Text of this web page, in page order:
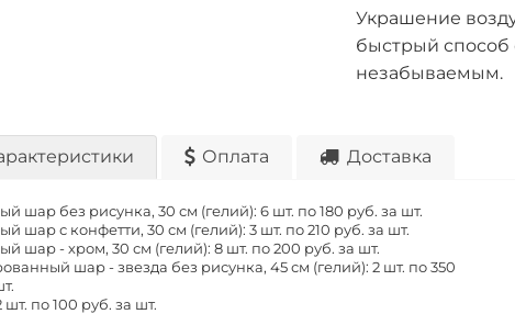
Украшение
быстрый способ
незабываемым.
Оплата Доставка
шар без рисунка, 30 см (гелий): 6 шт. по 180 руб. за шт.
шар с конфетти, 30 см (гелий): 3 шт. по 210 руб. за шт.
шар - хром, 30 см (гелий): 8 шт. по 200 руб. за шт.
шар - звезда без рисунка, 45 см (гелий): 2 шт. по 350
шт. по 100 руб. за шт.